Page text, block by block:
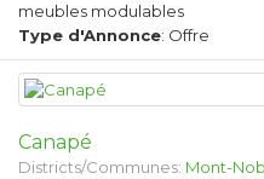
meubles modulables
Type d'Annonce: Offre
Canapé
Districts/Communes: Mont-